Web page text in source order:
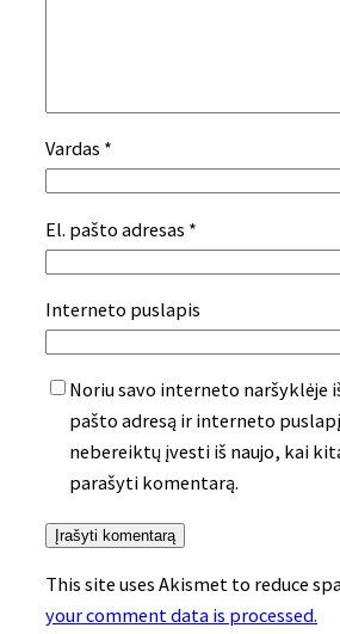
Vardas *
El. pašto adresas *
Interneto puslapis
Noriu savo interneto naršyklėje
pašto adresą ir interneto
nebereiktų įvesti iš naujo, kai
parašyti komentarą.
This site uses Akismet to reduce
your comment data is processed.